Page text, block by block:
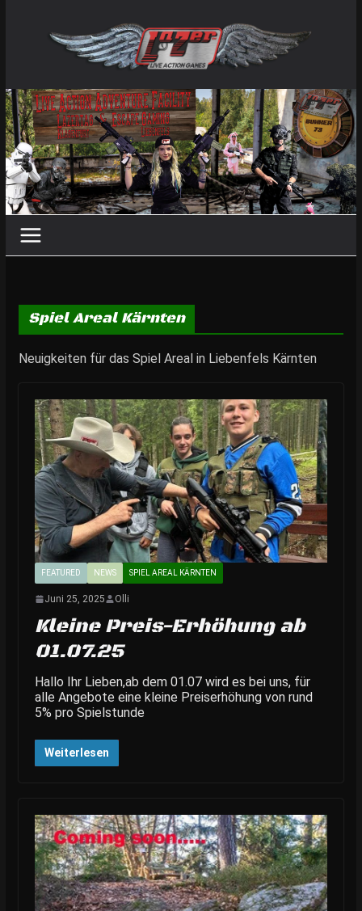
springen
Spiel Areal Kärnten
Neuigkeiten für das Spiel Areal in Liebenfels Kärnten
FEATURED NEWS SPIEL AREAL KÄRNTEN
Juni 25, 2025 Olli
Kleine Preis-Erhöhung ab
01.07.25
Hallo Ihr Lieben,ab dem 01.07 wird es bei uns, für
alle Angebote eine kleine Preiserhöhung von rund
5% pro Spielstunde
Weiterlesen